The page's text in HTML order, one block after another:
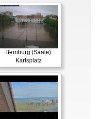
Bernburg (Saale):
Karlsplatz